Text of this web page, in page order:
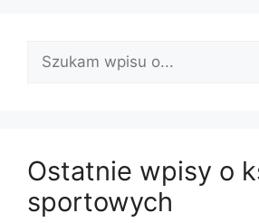
wpis:
Ostatnie wpisy o
sportowych